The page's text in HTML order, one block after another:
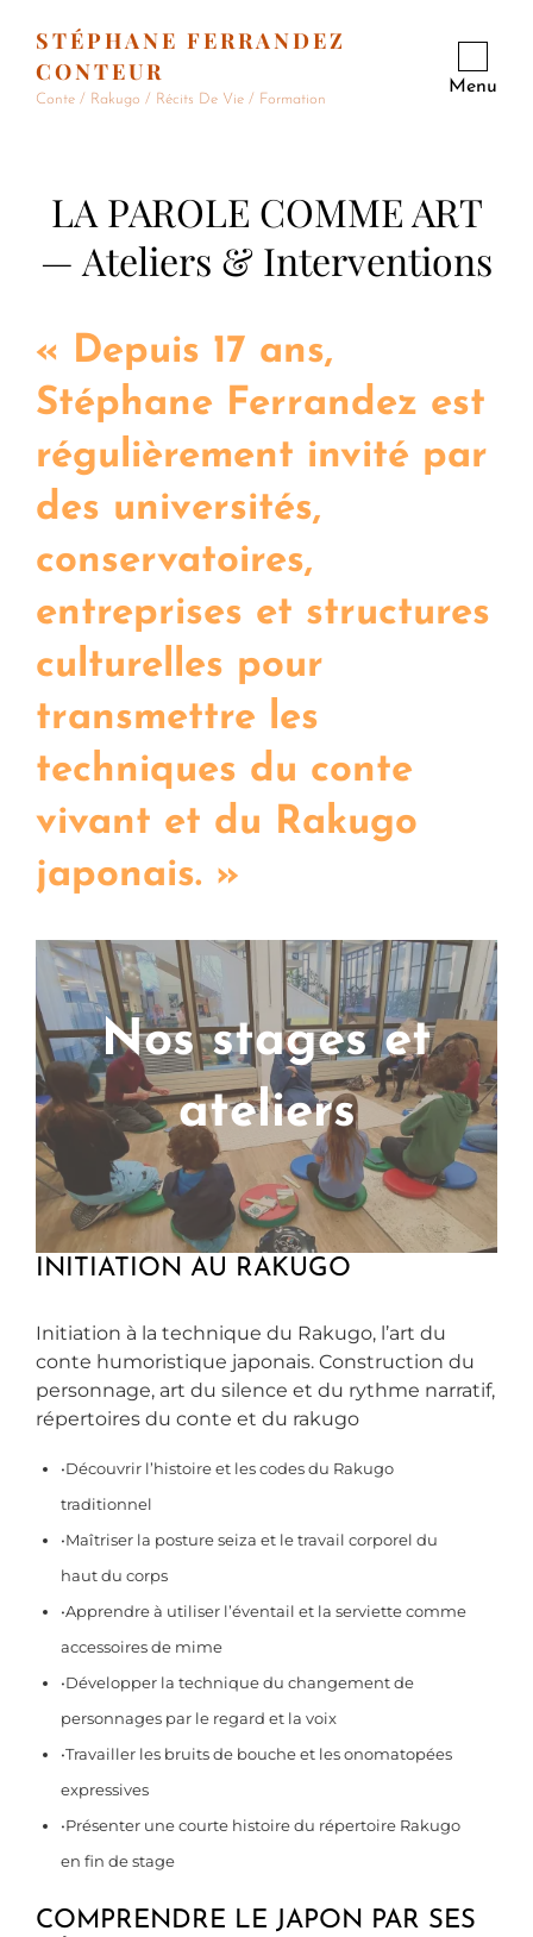
STÉPHANE FERRANDEZ
CONTEUR
Conte / Rakugo / Récits De Vie / Formation
Menu
LA PAROLE COMME ART
— Ateliers & Interventions
« Depuis 17 ans,
Stéphane Ferrandez est
régulièrement invité par
des universités,
conservatoires,
entreprises et structures
culturelles pour
transmettre les
techniques du conte
vivant et du Rakugo
japonais. »
Nos stages et
ateliers
INITIATION AU RAKUGO
Initiation à la technique du Rakugo, l’art du
conte humoristique japonais. Construction du
personnage, art du silence et du rythme narratif,
répertoires du conte et du rakugo
•Découvrir l’histoire et les codes du Rakugo
traditionnel
•Maîtriser la posture seiza et le travail corporel du
haut du corps
•Apprendre à utiliser l’éventail et la serviette comme
accessoires de mime
•Développer la technique du changement de
personnages par le regard et la voix
•Travailler les bruits de bouche et les onomatopées
expressives
•Présenter une courte histoire du répertoire Rakugo
en fin de stage
COMPRENDRE LE JAPON PAR SES